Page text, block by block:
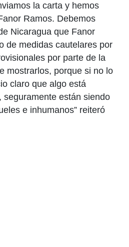
la carta y hemos
Ramos. Debemos
Nicaragua que Fanor
de medidas cautelares por
por parte de la
mostrarlos, porque si no lo
claro que algo está
seguramente están siendo
e inhumanos” reiteró